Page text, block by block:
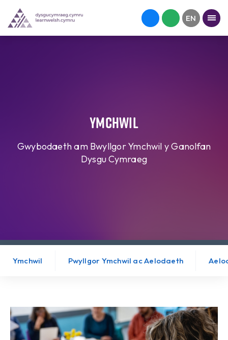
Ymchwil
Gwybodaeth am Bwyllgor Ymchwil y Ganolfan
Dysgu Cymraeg
Ymchwil Pwyllgor Ymchwil ac Aelodaeth